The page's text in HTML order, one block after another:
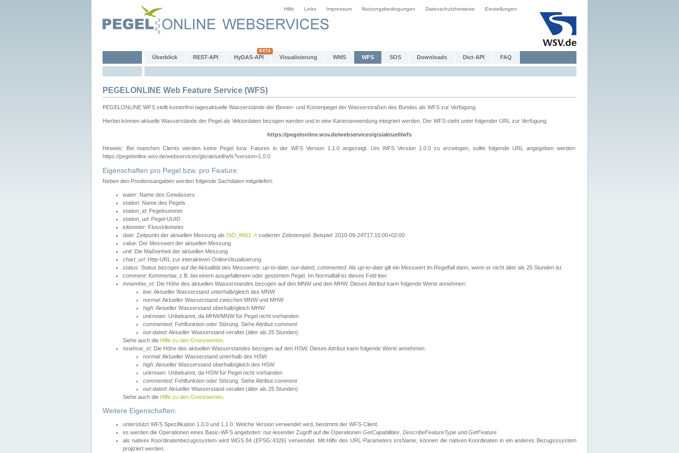
Hilfe Links Impressum Nutzungsbedingungen Datenschutzhinweise Einstellungen
Überblick REST-API HyDAS-API Visualisierung WMS WFS SOS Downloads Dict-API FAQ
PEGELONLINE Web Feature Service (WFS)
PEGELONLINE WFS stellt kostenfrei tagesaktuelle Wasserstände der Binnen- und Küstenpegel der Wasserstraßen des Bundes als WFS zur Verfügung.
Hierbei können aktuelle Wasserstände der Pegel als Vektordaten bezogen werden und in eine Kartenanwendung integriert werden. Der WFS steht unter folgender URL zur Verfügung:
https://pegelonline.wsv.de/webservices/gis/aktuell/wfs
Hinweis: Bei manchen Clients werden keine Pegel bzw. Fatures in der WFS Version 1.1.0 angezeigt. Um WFS Version 1.0.0 zu erzwingen, sollte folgende URL angegeben werden:
https://pegelonline.wsv.de/webservices/gis/aktuell/wfs?version=1.0.0
Eigenschaften pro Pegel bzw. pro Feature:
Neben den Positionsangaben werden folgende Sachdaten mitgeliefert:
water: Name des Gewässers
station: Name des Pegels
station_id: Pegelnummer
station_ud: Pegel-UUID
kilometer: Flusskilometer
date: Zeitpunkt der aktuellen Messung als ISO_8601 ↗ codierter Zeitstempel. Beispiel: 2010-09-24T17:15:00+02:00
value: Der Messwert der aktuellen Messung
unit: Die Maßeinheit der aktuellen Messung
chart_url: Http-URL zur interaktiven OnlineVisualisierung
status: Status bezogen auf die Aktualität des Messwerts: up-to-date out-dated, commented. Als up-to-date gilt ein Messwert im Regelfall dann, wenn er nicht älter als 25 Stunden ist.
comment: Kommentar, z.B. bei einem ausgefallenem oder gestörtem Pegel. Im Normalfall ist dieses Feld leer.
mnwmhw_st: Die Höhe des aktuellen Wasserstandes bezogen auf den MNW und den MHW. Dieses Attribut kann folgende Werte annehmen:
low: Aktueller Wasserstand unterhalb/gleich des MNW
normal: Aktueller Wasserstand zwischen MNW und MHW
high: Aktueller Wasserstand oberhalb/gleich MHW
unknown: Unbekannt, da MHW/MNW für Pegel nicht vorhanden
commented: Fehlfunktion oder Störung. Siehe Attribut comment
out-dated: Aktueller Wasserstand veraltet (älter als 25 Stunden)
Siehe auch die Hilfe zu den Grenzwerten
nswhsw_st: Die Höhe des aktuellen Wasserstandes bezogen auf den HSW. Dieses Attribut kann folgende Werte annehmen:
normal: Aktueller Wasserstand unterhalb des HSW
high: Aktueller Wasserstand oberhalb/gleich des HSW
unknown: Unbekannt, da HSW für Pegel nicht vorhanden
commented: Fehlfunktion oder Störung. Siehe Attribut comment
out-dated: Aktueller Wasserstand veraltet (älter als 25 Stunden)
Siehe auch die Hilfe zu den Grenzwerten
Weitere Eigenschaften:
unterstützt WFS Spezifikation 1.0.0 und 1.1.0. Welche Version verwendet wird, bestimmt der WFS-Client.
es werden die Operationen eines Basic-WFS angeboten: nur-lesender Zugriff auf die Operationen GetCapabilities DescribeFeatureType und GetFeature
als natives Koordinatenbezugssystem wird WGS 84 (EPSG:4326) verwendet. Mit Hilfe des URL-ParameterssrsName , können die nativen Koordinaten in ein anderes Bezugsssystem
projiziert werden.